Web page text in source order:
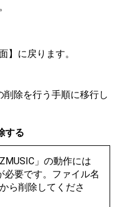
】に戻ります。
削除を行う手順に移行し
する
」の動作には
必要です。ファイル名
ら削除してくださ